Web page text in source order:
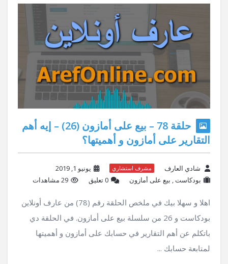
حلقة 78 – بيع على أمازون (26) – إيه أهم
التقارير على أمازون و أهميتها؟
شادي العارف مشرف استشاري
يونيو 1, 2019
بودكاست, بيع على أمازون ‫0 تعليق 29 مشاهدات
اهلا و سهلا بيك في ملخص الحلقة رقم (78) من عارف أونلاين
بودكاست و 26 من سلسلة بيع على أمازون. في الحلقة دي
باتكلم عن أهم التقارير في حسابك على أمازون و أهميتها
لمتابعة حسابك ...